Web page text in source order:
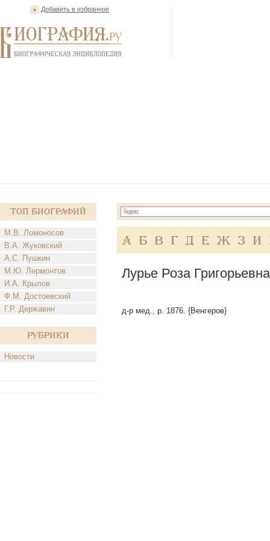
Добавить в избранное
Топ Биографий
М.В. Ломоносов
В.А. Жуковский
А.С. Пушкин
М.Ю. Лермонтов
И.А. Крылов
Ф.М. Достоевский
Г.Р. Державин
Рубрики
Новости
А Б В Г Д Е Ж З И
Лурье Роза Григорьевна
д-р мед., р. 1876. {Венгеров}